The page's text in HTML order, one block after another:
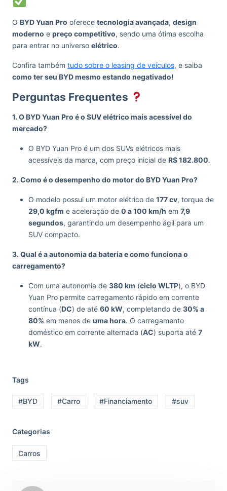
O BYD Yuan Pro oferece tecnologia avançada, design
moderno e preço competitivo, sendo uma ótima escolha
para entrar no universo elétrico.
Confira também tudo sobre o leasing de veículos, e saiba
como ter seu BYD mesmo estando negativado!
Perguntas Frequentes
1. O BYD Yuan Pro é o SUV elétrico mais acessível do
mercado?
O BYD Yuan Pro é um dos SUVs elétricos mais
acessíveis da marca, com preço inicial de R$ 182.800.
2. Como é o desempenho do motor do BYD Yuan Pro?
O modelo possui um motor elétrico de 177 cv, torque de
29,0 kgfm e aceleração de 0 a 100 km/h em 7,9
segundos, garantindo um desempenho ágil para um
SUV compacto.
3. Qual é a autonomia da bateria e como funciona o
carregamento?
Com uma autonomia de 380 km (ciclo WLTP), o BYD
Yuan Pro permite carregamento rápido em corrente
contínua (DC) de até 60 kW, completando de 30% a
80% em menos de uma hora. O carregamento
doméstico em corrente alternada (AC) suporta até 7
kW.
Tags
#BYD #Carro #Financiamento #suv
Categorias
Carros